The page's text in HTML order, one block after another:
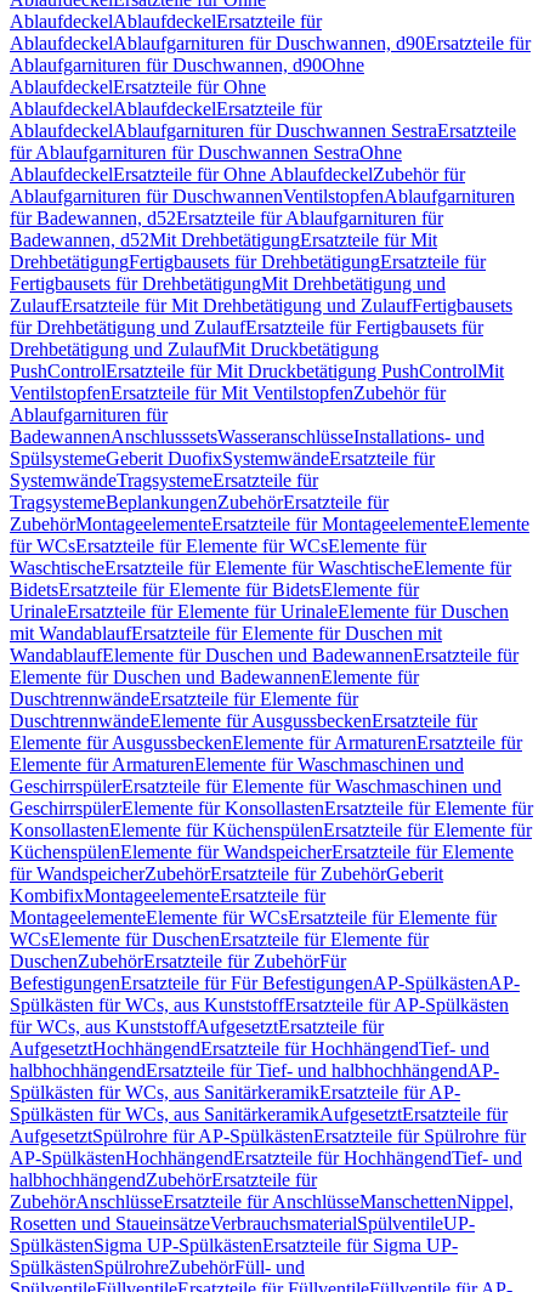
AblaufdeckelAblaufdeckelErsatzteile für
AblaufdeckelAblaufgarnituren für Duschwannen, d90Ersatzteile für
Ablaufgarnituren für Duschwannen, d90Ohne
AblaufdeckelErsatzteile für Ohne
AblaufdeckelAblaufdeckelErsatzteile für
AblaufdeckelAblaufgarnituren für Duschwannen SestraErsatzteile
für Ablaufgarnituren für Duschwannen SestraOhne
AblaufdeckelErsatzteile für Ohne AblaufdeckelZubehör für
Ablaufgarnituren für DuschwannenVentilstopfenAblaufgarnituren
für Badewannen, d52Ersatzteile für Ablaufgarnituren für
Badewannen, d52Mit DrehbetätigungErsatzteile für Mit
DrehbetätigungFertigbausets für DrehbetätigungErsatzteile für
Fertigbausets für DrehbetätigungMit Drehbetätigung und
ZulaufErsatzteile für Mit Drehbetätigung und ZulaufFertigbausets
für Drehbetätigung und ZulaufErsatzteile für Fertigbausets für
Drehbetätigung und ZulaufMit Druckbetätigung
PushControlErsatzteile für Mit Druckbetätigung PushControlMit
VentilstopfenErsatzteile für Mit VentilstopfenZubehör für
Ablaufgarnituren für
BadewannenAnschlusssetsWasseranschlüsseInstallations- und
SpülsystemeGeberit DuofixSystemwändeErsatzteile für
SystemwändeTragsystemeErsatzteile für
TragsystemeBeplankungenZubehörErsatzteile für
ZubehörMontageelementeErsatzteile für MontageelementeElemente
für WCsErsatzteile für Elemente für WCsElemente für
WaschtischeErsatzteile für Elemente für WaschtischeElemente für
BidetsErsatzteile für Elemente für BidetsElemente für
UrinaleErsatzteile für Elemente für UrinaleElemente für Duschen
mit WandablaufErsatzteile für Elemente für Duschen mit
WandablaufElemente für Duschen und BadewannenErsatzteile für
Elemente für Duschen und BadewannenElemente für
DuschtrennwändeErsatzteile für Elemente für
DuschtrennwändeElemente für AusgussbeckenErsatzteile für
Elemente für AusgussbeckenElemente für ArmaturenErsatzteile für
Elemente für ArmaturenElemente für Waschmaschinen und
GeschirrspülerErsatzteile für Elemente für Waschmaschinen und
GeschirrspülerElemente für KonsollastenErsatzteile für Elemente für
KonsollastenElemente für KüchenspülenErsatzteile für Elemente für
KüchenspülenElemente für WandspeicherErsatzteile für Elemente
für WandspeicherZubehörErsatzteile für ZubehörGeberit
KombifixMontageelementeErsatzteile für
MontageelementeElemente für WCsErsatzteile für Elemente für
WCsElemente für DuschenErsatzteile für Elemente für
DuschenZubehörErsatzteile für ZubehörFür
BefestigungenErsatzteile für Für BefestigungenAP-SpülkästenAP-
Spülkästen für WCs, aus KunststoffErsatzteile für AP-Spülkästen
für WCs, aus KunststoffAufgesetztErsatzteile für
AufgesetztHochhängendErsatzteile für HochhängendTief- und
halbhochhängendErsatzteile für Tief- und halbhochhängendAP-
Spülkästen für WCs, aus SanitärkeramikErsatzteile für AP-
Spülkästen für WCs, aus SanitärkeramikAufgesetztErsatzteile für
AufgesetztSpülrohre für AP-SpülkästenErsatzteile für Spülrohre für
AP-SpülkästenHochhängendErsatzteile für HochhängendTief- und
halbhochhängendZubehörErsatzteile für
ZubehörAnschlüsseErsatzteile für AnschlüsseManschettenNippel,
Rosetten und StaueinsätzeVerbrauchsmaterialSpülventileUP-
SpülkästenSigma UP-SpülkästenErsatzteile für Sigma UP-
SpülkästenSpülrohreZubehörFüll- und